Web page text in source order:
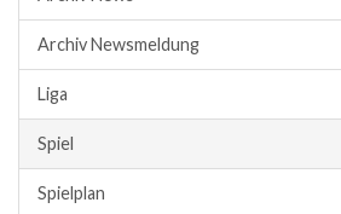
Archiv Newsmeldung
Liga
Spiel
Spielplan